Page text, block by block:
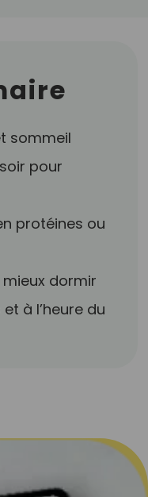
sommeil
pour
protéines ou
dormir
à l’heure du